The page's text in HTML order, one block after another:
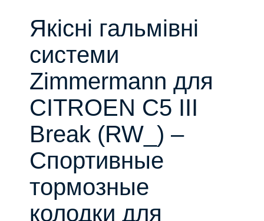
Якісні гальмівні
системи
Zimmermann для
CITROEN C5 III
Break (RW_) –
Спортивные
тормозные
колодки для